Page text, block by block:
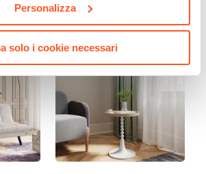
Personalizza
solo i cookie necessari